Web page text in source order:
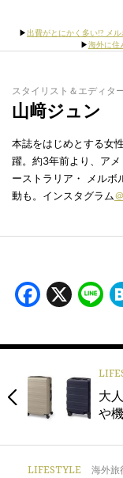
▶︎出費がとにかく多い!? メ
▶︎海外に住
スタイリスト＆エディタ
山﨑ジュン
本誌をはじめとする女
躍。約3年前より、ア
ーストラリア・ メルボ
動も。インスタグラム
X
大
や
LIFESTYLE 海外旅